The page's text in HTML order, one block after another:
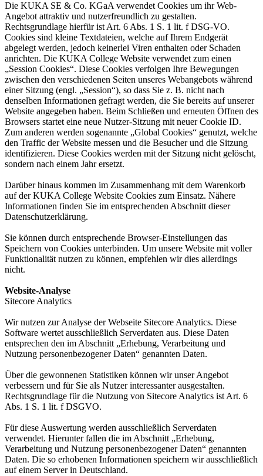
Die KUKA SE & Co. KGaA verwendet Cookies um ihr Web-
Angebot attraktiv und nutzerfreundlich zu gestalten.
Rechtsgrundlage hierfür ist Art. 6 Abs. 1 S. 1 lit. f DSG-VO.
Cookies sind kleine Textdateien, welche auf Ihrem Endgerät
abgelegt werden, jedoch keinerlei Viren enthalten oder Schaden
anrichten. Die KUKA College Website verwendet zum einen
„Session Cookies“. Diese Cookies verfolgen Ihre Bewegungen
zwischen den verschiedenen Seiten unseres Webangebots während
einer Sitzung (engl. „Session“), so dass Sie z. B. nicht nach
denselben Informationen gefragt werden, die Sie bereits auf unserer
Website angegeben haben. Beim Schließen und erneuten Öffnen des
Browsers startet eine neue Nutzer-Sitzung mit neuer Cookie ID.
Zum anderen werden sogenannte „Global Cookies“ genutzt, welche
den Traffic der Website messen und die Besucher und die Sitzung
identifizieren. Diese Cookies werden mit der Sitzung nicht gelöscht,
sondern nach einem Jahr ersetzt.
Darüber hinaus kommen im Zusammenhang mit dem Warenkorb
auf der KUKA College Website Cookies zum Einsatz. Nähere
Informationen finden Sie im entsprechenden Abschnitt dieser
Datenschutzerklärung.
Sie können durch entsprechende Browser-Einstellungen das
Speichern von Cookies unterbinden. Um unsere Website mit voller
Funktionalität nutzen zu können, empfehlen wir dies allerdings
nicht.
Website-Analyse
Sitecore Analytics
Wir nutzen zur Analyse der Webseite Sitecore Analytics. Diese
Software wertet ausschließlich Serverdaten aus. Diese Daten
entsprechen den im Abschnitt „Erhebung, Verarbeitung und
Nutzung personenbezogener Daten“ genannten Daten.
Über die gewonnenen Statistiken können wir unser Angebot
verbessern und für Sie als Nutzer interessanter ausgestalten.
Rechtsgrundlage für die Nutzung von Sitecore Analytics ist Art. 6
Abs. 1 S. 1 lit. f DSGVO.
Für diese Auswertung werden ausschließlich Serverdaten
verwendet. Hierunter fallen die im Abschnitt „Erhebung,
Verarbeitung und Nutzung personenbezogener Daten“ genannten
Daten. Die so erhobenen Informationen speichern wir ausschließlich
auf einem Server in Deutschland.